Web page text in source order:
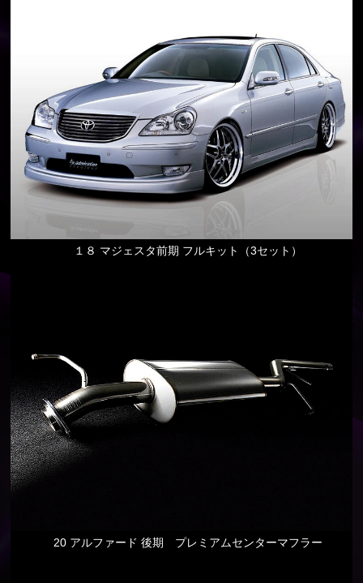
１８ マジェスタ前期 フルキット（3セット）
20 アルファード 後期 プレミアムセンターマフラー